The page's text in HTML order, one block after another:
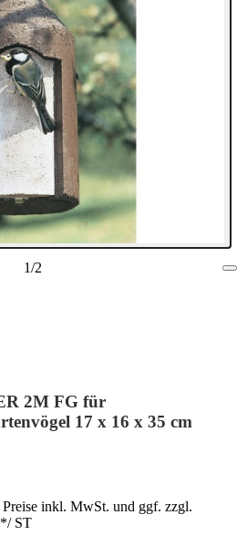
1/2
2M FG für
17 x 16 x 35 cm
inkl. MwSt. und ggf. zzgl.
*/ ST